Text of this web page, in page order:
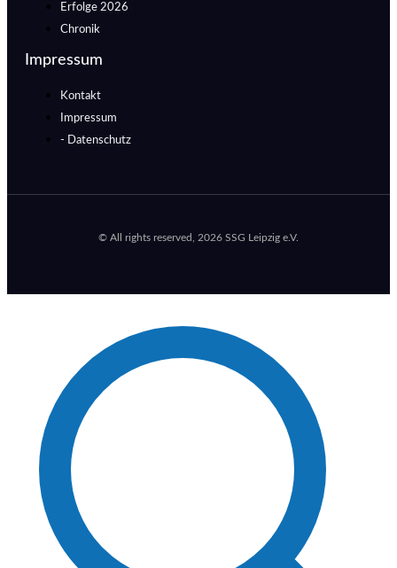
Erfolge 2026
Chronik
Impressum
Kontakt
Impressum
- Datenschutz
© All rights reserved, 2026 SSG Leipzig e.V.